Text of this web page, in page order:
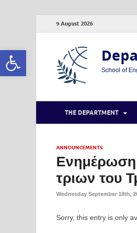
Open toolbar
9 August 2026
School of
THE DEPARTMENT
ANNOUNCEMENTS
Eνημέρωση
τριων του
Wednesday September 18th,
Sorry, this entry is only